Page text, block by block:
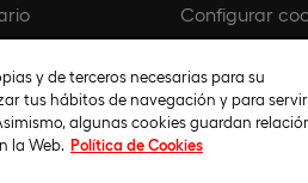
Configurar
Política de
Código ético
Política de IA
y de terceros necesarias para su
tus hábitos de navegación y para servir
algunas cookies guardan
la Web. Política de Cookies